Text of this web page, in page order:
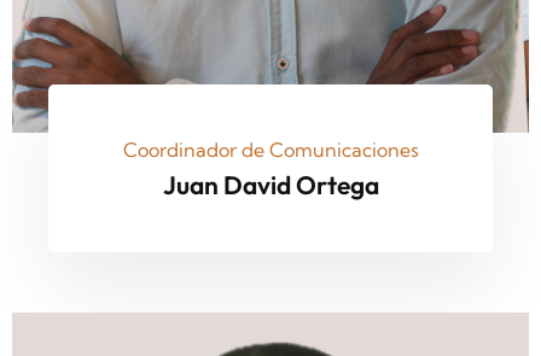
Coordinador de Comunicaciones
Juan David Ortega